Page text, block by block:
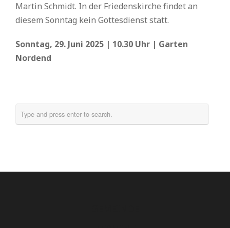
Martin Schmidt. In der Friedenskirche findet an
diesem Sonntag kein Gottesdienst statt.
Sonntag, 29. Juni 2025 | 10.30 Uhr | Garten
Nordend